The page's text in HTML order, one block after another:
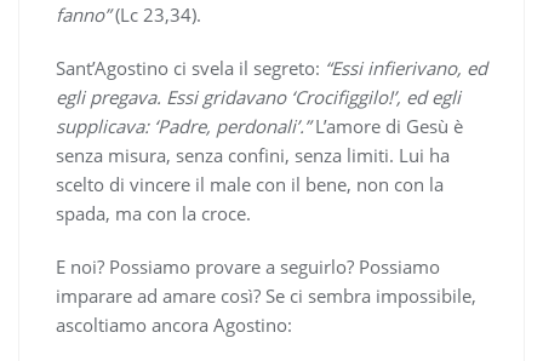
fanno”(Lc 23,34).
Sant’Agostino ci svela il segreto: “Essi infierivano, ed
egli pregava. Essi gridavano ‘Crocifiggilo!’, ed egli
supplicava: ‘Padre, perdonali’.”L’amore di Gesù è
senza misura, senza confini, senza limiti. Lui ha
scelto di vincere il male con il bene, non con la
spada, ma con la croce.
E noi? Possiamo provare a seguirlo? Possiamo
imparare ad amare così? Se ci sembra impossibile,
ascoltiamo ancora Agostino: